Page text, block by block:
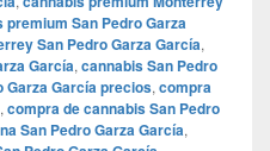
premium San Pedro Garza
San Pedro Garza García,
García, cannabis San Pedro
Garza García precios, compra
, compra de cannabis San Pedro
San Pedro Garza García,